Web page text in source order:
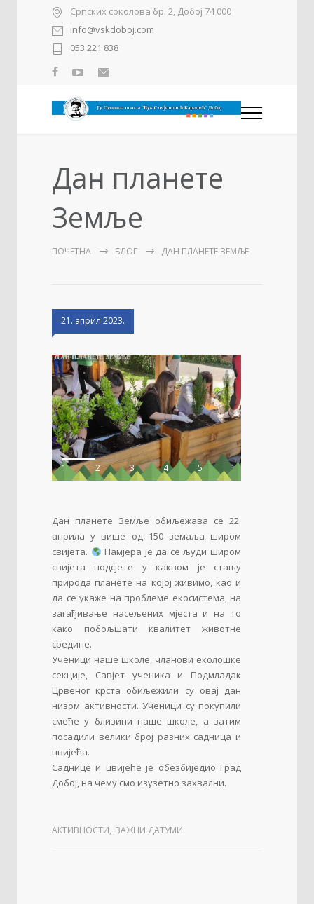
Српских соколова бр. 2, Добој 74 000
info@vskdoboj.com
053 221 838
Дан планете
Земље
ПОЧЕТНА БЛОГ ДАН ПЛАНЕТЕ ЗЕМЉЕ
21. април 2023.
1 2 3 4 5
Дан планете Земље обиљежава се 22.
априла у више од 150 земаља широм
свијета.
Намјера је да се људи широм
свијета подсјете у каквом је стању
природа планете на којој живимо, као и
да се укаже на проблеме екосистема, на
загађивање насељених мјеста и на то
како побољшати квалитет животне
средине.
Ученици наше школе, чланови еколошке
секције, Савјет ученика и Подмладак
Црвеног крста обиљежили су овај дан
низом активности. Ученици су покупили
смеће у близини наше школе, а затим
посадили велики број разних садница и
цвијећа.
Саднице и цвијеће је обезбиједио Град
Добој, на чему смо изузетно захвални.
АКТИВНОСТИ, ВАЖНИ ДАТУМИ